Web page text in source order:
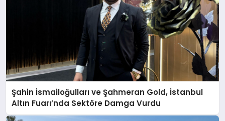
Şahin İsmailoğulları ve Şahmeran Gold, İstanbul
Altın Fuarı’nda Sektöre Damga Vurdu